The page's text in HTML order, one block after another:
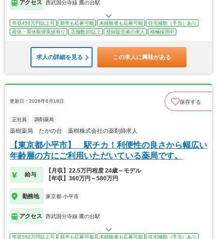
アクセス 西武国分寺線 鷹の台駅
年収450万円以上可 新卒も応募可能 未経験者も応募可能
住宅補助（手当）あり
産休・育休取得実績有り
店舗数30以上 登録販売者の求人 積極採用中
求人の詳細を見る この求人に興味がある
更新日：2026年6月18日 保存する
正社員 調剤薬局
薬樹薬局 たかの台 薬樹株式会社の薬剤師求人
【東京都小平市】 駅チカ！利便性の良さから幅広い
年齢層の方にご利用いただいている薬局です。
給与
【月収】22.5万円程度 24歳～モデル
【年収】360万円～580万円
勤務地 東京都 小平市
アクセス 西武国分寺線 鷹の台駅
年収550万円以上可 新卒も応募可能 未経験者も応募可能
住宅補助（手当）あり